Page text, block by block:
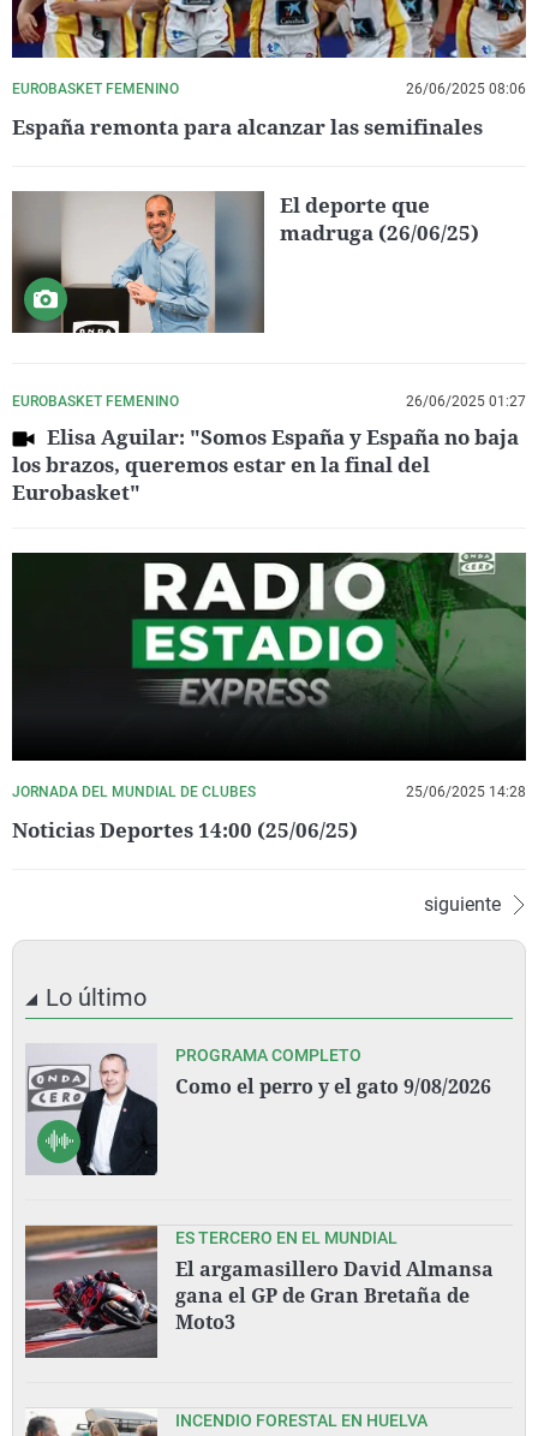
EUROBASKET FEMENINO 26/06/2025 08:06
España remonta para alcanzar las semifinales
El deporte que
madruga (26/06/25)
EUROBASKET FEMENINO 26/06/2025 01:27
Elisa Aguilar: "Somos España y España no baja
los brazos, queremos estar en la final del
Eurobasket"
JORNADA DEL MUNDIAL DE CLUBES 25/06/2025 14:28
Noticias Deportes 14:00 (25/06/25)
siguiente
Lo último
PROGRAMA COMPLETO
Como el perro y el gato 9/08/2026
ES TERCERO EN EL MUNDIAL
El argamasillero David Almansa
gana el GP de Gran Bretaña de
Moto3
INCENDIO FORESTAL EN HUELVA